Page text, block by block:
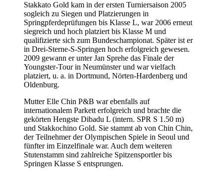
Stakkato Gold kam in der ersten Turniersaison 2005
sogleich zu Siegen und Platzierungen in
Springpferdeprüfungen bis Klasse L, war 2006 erneut
siegreich und hoch platziert bis Klasse M und
qualifizierte sich zum Bundeschampionat. Später ist er
in Drei-Sterne-S-Springen hoch erfolgreich gewesen.
2009 gewann er unter Jan Sprehe das Finale der
Youngster-Tour in Neumünster und war vielfach
platziert, u. a. in Dortmund, Nörten-Hardenberg und
Oldenburg.
Mutter Elle Chin P&B war ebenfalls auf
internationalem Parkett erfolgreich und brachte die
gekörten Hengste Dibadu L (intern. SPR S 1.50 m)
und Stakkochino Gold. Sie stammt ab von Chin Chin,
der Teilnehmer der Olympischen Spiele in Seoul und
fünfter im Einzelfinale war. Auch dem weiteren
Stutenstamm sind zahlreiche Spitzensportler bis
Springen Klasse S entsprungen.